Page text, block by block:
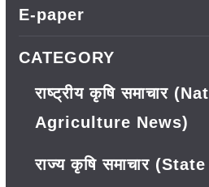
E-paper
CATEGORY
राष्ट्रीय कृषि समाचार
Agriculture News)
राज्य कृषि समाचार